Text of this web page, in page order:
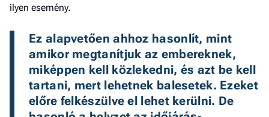
ilyen esemény.
Ez alapvetően ahhoz hasonlít, mint
amikor megtanítjuk az embereknek,
miképpen kell közlekedni, és azt be kell
tartani, mert lehetnek balesetek. Ezeket
előre felkészülve el lehet kerülni. De